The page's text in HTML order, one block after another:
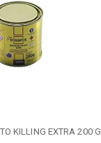
KILLING EXTRA 200 G